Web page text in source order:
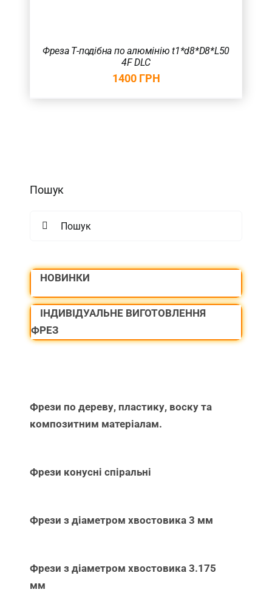
Фреза Т-подібна по алюмінію t1*d8*D8*L50
4F DLC
1400 ГРН
Пошук
НОВИНКИ
ІНДИВІДУАЛЬНЕ ВИГОТОВЛЕННЯ
ФРЕЗ
Фрези по дереву, пластику, воску та
композитним матеріалам.
Фрези конусні спіральні
Фрези з діаметром хвостовика 3 мм
Фрези з діаметром хвостовика 3.175
мм